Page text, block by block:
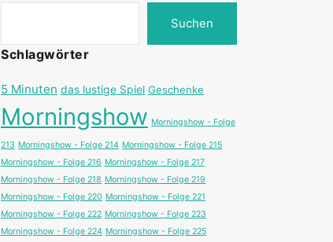
Suchen
Schlagwörter
5 Minuten das lustige Spiel Geschenke
Morningshow Morningshow - Folge
213 Morningshow - Folge 214 Morningshow - Folge 215
Morningshow - Folge 216 Morningshow - Folge 217
Morningshow - Folge 218 Morningshow - Folge 219
Morningshow - Folge 220 Morningshow - Folge 221
Morningshow - Folge 222 Morningshow - Folge 223
Morningshow - Folge 224 Morningshow - Folge 225